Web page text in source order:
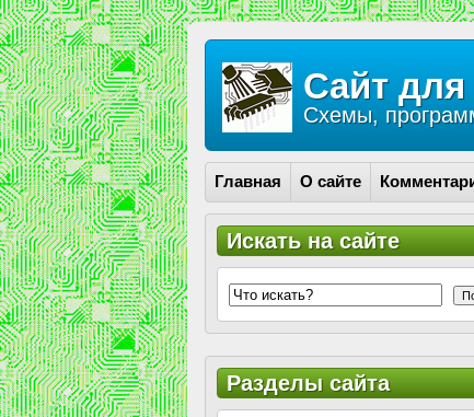
Сайт
Схемы,
Главная О сайте
Искать на сайте
Разделы сайта